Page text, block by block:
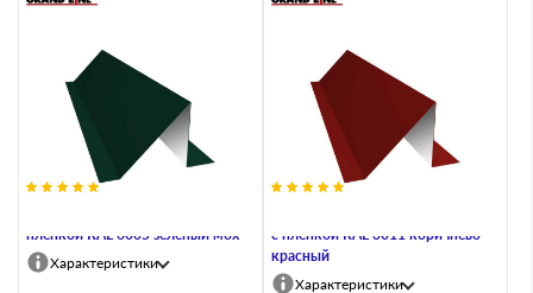
пленкой RAL 6005 зеленый мох
Характеристики
с пленкой RAL 3011 коричнево-
красный
Характеристики